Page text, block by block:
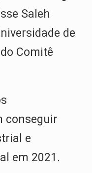
Saleh
de
Comitê
conseguir
e
em 2021.